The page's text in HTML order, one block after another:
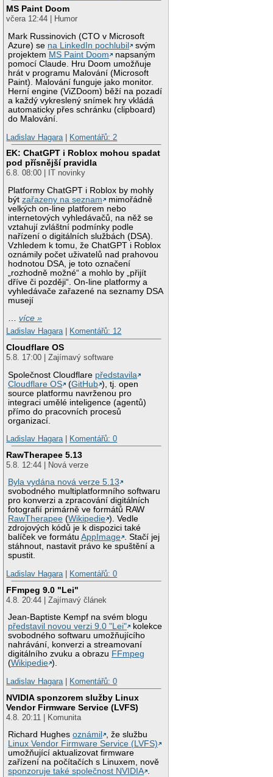
MS Paint Doom
včera 12:44 | Humor
Mark Russinovich (CTO v Microsoft
Azure) se na LinkedIn pochlubil
svým
projektem MS Paint Doom
napsaným
pomocí Claude. Hru Doom umožňuje
hrát v programu Malování (Microsoft
Paint). Malování funguje jako monitor.
Herní engine (ViZDoom) běží na pozadí
a každý vykreslený snímek hry vkládá
automaticky přes schránku (clipboard)
do Malování.
Ladislav Hagara
Komentářů: 2
EK: ChatGPT i Roblox mohou spadat
pod přísnější pravidla
6.8. 08:00 | IT novinky
Platformy ChatGPT i Roblox by mohly
býtzařazeny na seznam
mimořádně
velkých on-line platforem nebo
internetových vyhledávačů, na něž se
vztahují zvláštní podmínky podle
nařízení o digitálních službách (DSA).
Vzhledem k tomu, že ChatGPT i Roblox
oznámily počet uživatelů nad prahovou
hodnotou DSA, je toto označení
„rozhodně možné“ a mohlo by „přijít
dříve či později“. On-line platformy a
vyhledávače zařazené na seznamy DSA
musejí
…více »
Ladislav Hagara| Komentářů: 12
Cloudflare OS
5.8. 17:00 | Zajímavý software
Společnost Cloudflare představila
Cloudflare OS
(GitHub ), tj. open
source platformu navrženou pro
integraci umělé inteligence (agentů)
přímo do pracovních procesů
organizací.
Ladislav Hagara| Komentářů: 0
RawTherapee 5.13
5.8. 12:44 | Nová verze
Byla vydána nová verze 5.13
svobodného multiplatformního softwaru
pro konverzi a zpracování digitálních
fotografií primárně ve formátů RAW
RawTherapee (Wikipedie ). Vedle
zdrojových kódů je k dispozici také
balíček ve formátuAppImage . Stačí jej
stáhnout, nastavit právo ke spuštění a
spustit.
Ladislav Hagara| Komentářů: 0
FFmpeg 9.0 "Lei"
4.8. 20:44 | Zajímavý článek
Jean-Baptiste Kempf na svém blogu
představil novou verzi 9.0 "Lei"
kolekce
svobodného softwaru umožňujícího
nahrávání, konverzi a streamovaní
digitálního zvuku a obrazu FFmpeg
(Wikipedie ).
Ladislav Hagara| Komentářů: 0
NVIDIA sponzorem služby Linux
Vendor Firmware Service (LVFS)
4.8. 20:11 | Komunita
Richard Hughesoznámil
, že službu
Linux Vendor Firmware Service (LVFS)
umožňující aktualizovat firmware
zařízení na počítačích s Linuxem, nově
sponzoruje také společnost NVIDIA .